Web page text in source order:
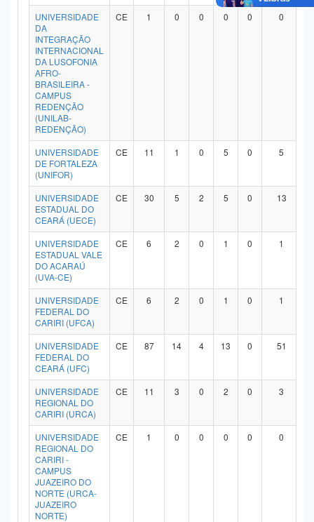
UNIVERSIDADE
DA
INTEGRAÇÃO
INTERNACIONAL
DA LUSOFONIA
AFRO-
BRASILEIRA -
CAMPUS
REDENÇÃO
(UNILAB-
REDENÇÃO)
CE 1 0 0 0 0 0
UNIVERSIDADE
DE FORTALEZA
(UNIFOR)
CE 11 1 0 5 0 5
UNIVERSIDADE
ESTADUAL DO
CEARÁ (UECE)
CE 30 5 2 5 0 13
UNIVERSIDADE
ESTADUAL VALE
DO ACARAÚ
(UVA-CE)
CE 6 2 0 1 0 1
UNIVERSIDADE
FEDERAL DO
CARIRI (UFCA)
CE 6 2 0 1 0 1
UNIVERSIDADE
FEDERAL DO
CEARÁ (UFC)
CE 87 14 4 13 0 51
UNIVERSIDADE
REGIONAL DO
CARIRI (URCA)
CE 11 3 0 2 0 3
UNIVERSIDADE
REGIONAL DO
CARIRI -
CAMPUS
JUAZEIRO DO
NORTE (URCA-
JUAZEIRO
NORTE)
CE 1 0 0 0 0 0